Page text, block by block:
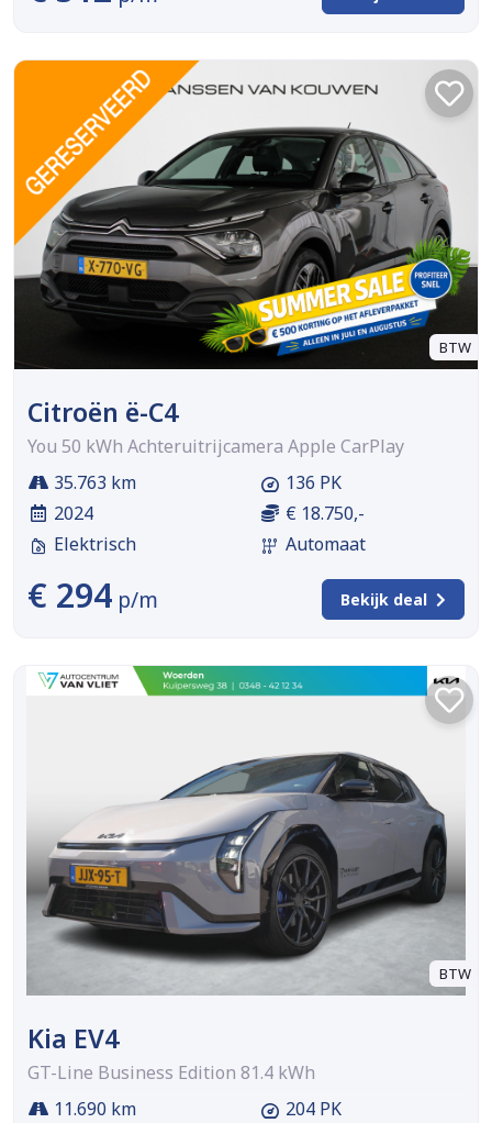
BTW
Citroën ë-C4
You 50 kWh Achteruitrijcamera Apple CarPlay
35.763 km
2024
Elektrisch
136 PK
€ 18.750,-
Automaat
€ 294 p/m Bekijk deal
BTW
Kia EV4
GT-Line Business Edition 81.4 kWh
11.690 km
204 PK